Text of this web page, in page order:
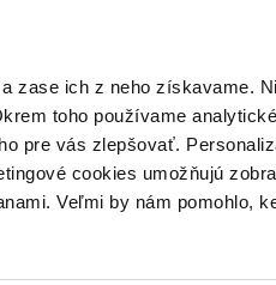
zase ich z neho získavame.
toho používame
pre vás zlepšovať.
cookies umožňujú
Veľmi by nám pomohlo,